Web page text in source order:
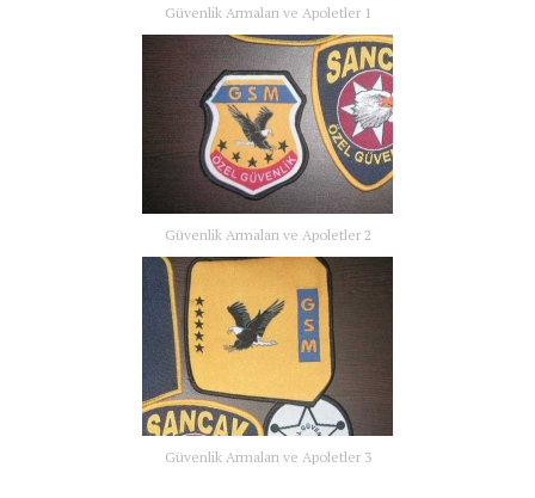
Güvenlik Armaları ve Apoletler 1
Güvenlik Armaları ve Apoletler 2
Güvenlik Armaları ve Apoletler 3